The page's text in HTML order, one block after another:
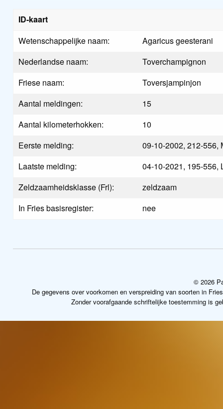
ID-kaart
Wetenschappelijke naam:
Agaricus geesterani
Nederlandse naam:
Toverchampignon
Friese naam:
Toversjampinjon
Aantal meldingen:
15
Aantal kilometerhokken:
10
Eerste melding:
09-10-2002, 212-556,
Laatste melding:
04-10-2021, 195-556,
Zeldzaamheidsklasse (Frl):
zeldzaam
In Fries basisregister:
nee
© 2026
De gegevens over voorkomen en verspreiding van soorten in
Zonder voorafgaande schriftelijke toestemming is